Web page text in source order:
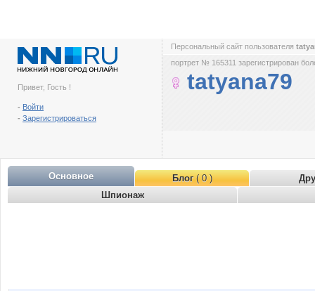
Привет, Гость !
- Войти
- Зарегистрироваться
Персональный сайт пользователя
портрет № 165311 зарегистрирован
tatyana79
Основное Блог( 0 )
Шпионаж